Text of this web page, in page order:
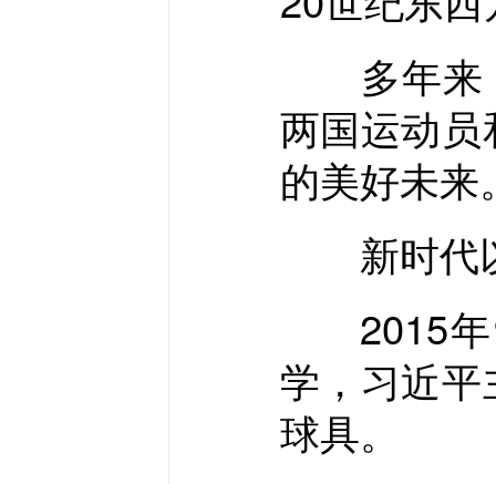
多年来，
两国运动
的美好未来
新时代以
2015年9
学，习近
球具。